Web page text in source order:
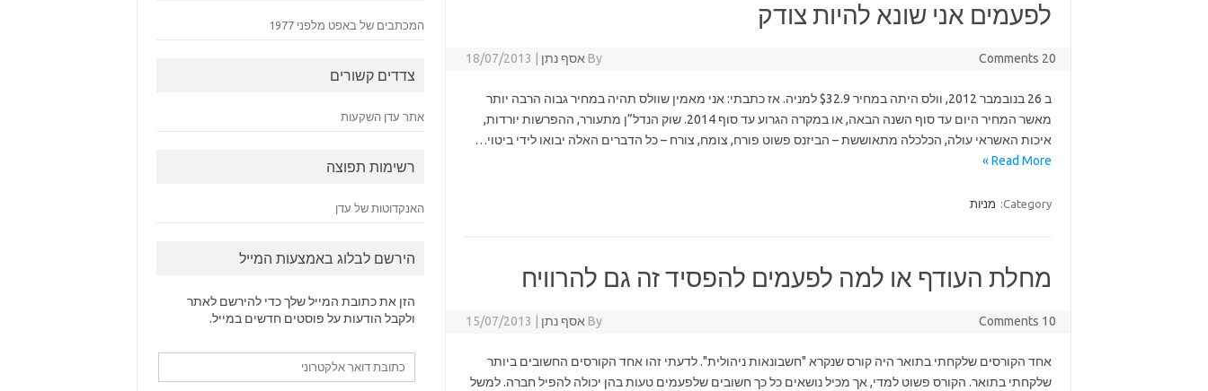
לפעמים אני שונא להיות צודק
By אסף נתן 18/07/2013 20 Comments
ב 26 בנובמבר 2012, וולס היתה במחיר $32.9 למניה. אז כתבתי: אני מאמין שוולס תהיה במחיר גבוה הרבה יותר
מאשר המחיר היום עד סוף השנה הבאה, או במקרה הגרוע עד סוף 2014. שוק הנדל”ן מתעורר, ההפרשות יורדות,
איכות האשראי עולה, הכלכלה מתאוששת – הביזנס פשוט פורח, צומח, צורח – כל הדברים האלה יבואו לידי ביטוי…
Read More »
Category: מניות
מחלת העודף או למה לפעמים להפסיד זה גם להרוויח
By אסף נתן 15/07/2013 10 Comments
אחד הקורסים שלקחתי בתואר היה קורס שנקרא "חשבונאות ניהולית". לדעתי זהו אחד הקורסים החשובים ביותר
שלקחתי בתואר. הקורס פשוט למדי, אך מכיל נושאים כל כך חשובים שלפעמים טעות בהן יכולה להפיל חברה. למשל
המכתבים של באפט מלפני 1977
צדדים קשורים
אתר עדן השקעות
רשימות תפוצה
האנקדוטות של עדן
הירשם לבלוג באמצעות המייל
הזן את כתובת המייל שלך כדי להירשם לאתר
ולקבל הודעות על פוסטים חדשים במייל.